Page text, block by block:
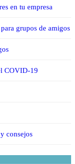
en tu empresa
grupos de amigos
COVID-19
consejos